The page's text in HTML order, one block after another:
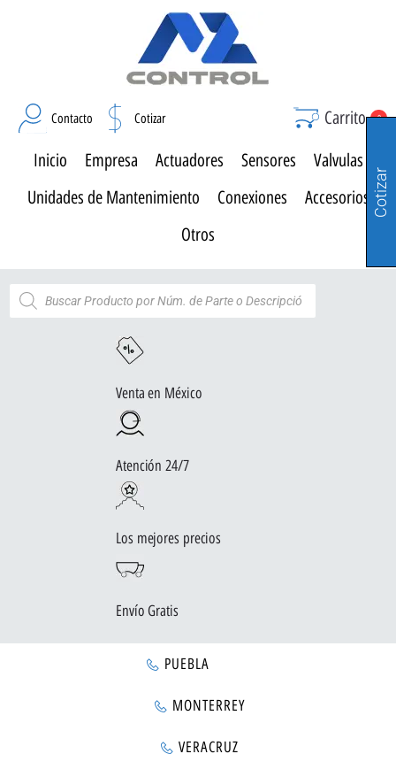
Contacto Cotizar Carrito 0
Inicio Empresa Actuadores Sensores
Valvulas
Unidades de Mantenimiento
Conexiones
Accesorios
Otros
Venta en México
Atención 24/7
Los mejores precios
Envío Gratis
PUEBLA
MONTERREY
VERACRUZ
Cotizar